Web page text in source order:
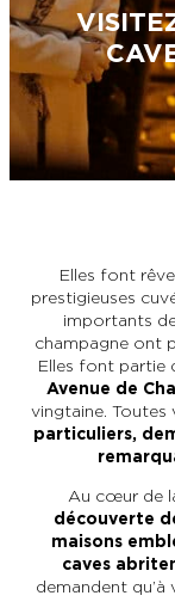
JE
En couple
LES
JE
QUE
LE
En couple
Elles font
prestigieuses
importants
champagne ont
Elles font partie
Avenue de
vingtaine. Toutes
particuliers,
Au cœur de
découverte
maisons
caves
demandent